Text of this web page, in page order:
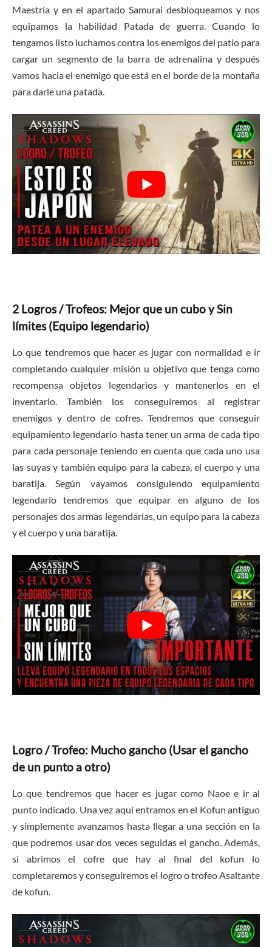
Maestría y en el apartado Samurai desbloqueamos y nos
equipamos la habilidad Patada de guerra. Cuando lo
tengamos listo luchamos contra los enemigos del patio para
cargar un segmento de la barra de adrenalina y después
vamos hacia el enemigo que está en el borde de la montaña
para darle una patada.
2 Logros / Trofeos: Mejor que un cubo y Sin
límites (Equipo legendario)
Lo que tendremos que hacer es jugar con normalidad e ir
completando cualquier misión u objetivo que tenga como
recompensa objetos legendarios y mantenerlos en el
inventario. También los conseguiremos al registrar
enemigos y dentro de cofres. Tendremos que conseguir
equipamiento legendario hasta tener un arma de cada tipo
para cada personaje teniendo en cuenta que cada uno usa
las suyas y también equipo para la cabeza, el cuerpo y una
baratija. Según vayamos consiguiendo equipamiento
legendario tendremos que equipar en alguno de los
personajes dos armas legendarias, un equipo para la cabeza
y el cuerpo y una baratija.
Logro / Trofeo: Mucho gancho (Usar el gancho
de un punto a otro)
Lo que tendremos que hacer es jugar como Naoe e ir al
punto indicado. Una vez aquí entramos en el Kofun antiguo
y simplemente avanzamos hasta llegar a una sección en la
que podremos usar dos veces seguidas el gancho. Además,
si abrimos el cofre que hay al final del kofun lo
completaremos y conseguiremos el logro o trofeo Asaltante
de kofun.